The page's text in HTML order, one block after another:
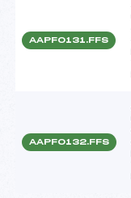
AAPF0131.FFS
AAPF0132.FFS